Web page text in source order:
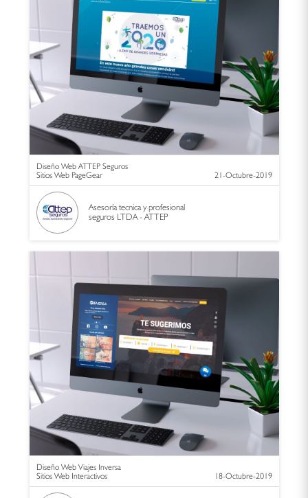
Diseño Web ATTEP Seguros
Sitios Web PageGear
21-Octubre-2019
Asesoría tecnica y profesional
seguros LTDA - ATTEP
Diseño Web Viajes Inversa
Sitios Web Interactivos
18-Octubre-2019